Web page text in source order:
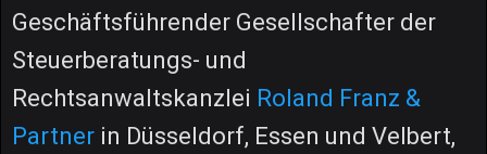
Geschäftsführender Gesellschafter der
Steuerberatungs- und
Rechtsanwaltskanzlei Roland Franz &
Partner in Düsseldorf, Essen und Velbert,